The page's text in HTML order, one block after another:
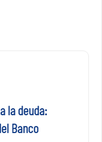
la deuda:
Banco